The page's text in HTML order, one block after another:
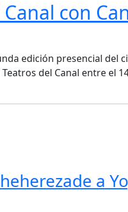
con
edición presencial del
del Canal entre el
a